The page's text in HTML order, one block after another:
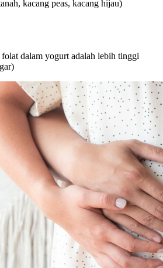
kacang peas, kacang hijau)
dalam yogurt adalah lebih tinggi